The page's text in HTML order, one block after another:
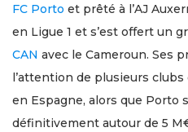
FC Porto et prêté à l’AJ
en Ligue 1 et s’est offert un
CAN avec le Cameroun. Ses
l’attention de plusieurs
en Espagne, alors que Porto
définitivement autour de 5